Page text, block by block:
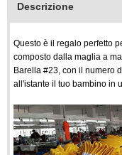
Descrizione
Questo è il regalo perfetto
composto dalla maglia a
Barella #23, con il numero
all'istante il tuo bambino in